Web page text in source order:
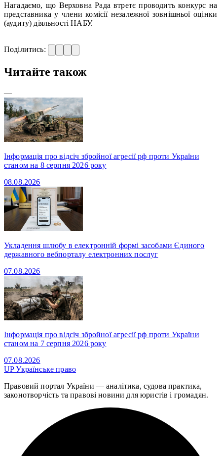
Нагадаємо, що Верховна Рада втретє проводить конкурс на
представника у члени комісії незалежної зовнішньої оцінки
(аудиту) діяльності НАБУ.
Поділитись:
Читайте також
—
Інформація про відсіч збройної агресії рф проти України
станом на 8 серпня 2026 року
08.08.2026
Укладення шлюбу в електронній формі засобами Єдиного
державного вебпорталу електронних послуг
07.08.2026
Інформація про відсіч збройної агресії рф проти України
станом на 7 серпня 2026 року
07.08.2026
UPУкраїнське право
Правовий портал України — аналітика, судова практика,
законотворчість та правові новини для юристів і громадян.